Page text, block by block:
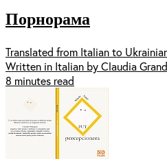
Порнорама
Translated from Italian to
Written in Italian by Claudia
8 minutes read